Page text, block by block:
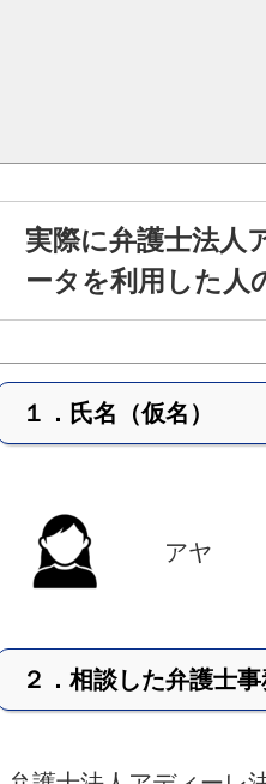
実際に弁護士法人
ータを利用した人
１．氏名（仮名）
アヤ
２．相談した弁護士